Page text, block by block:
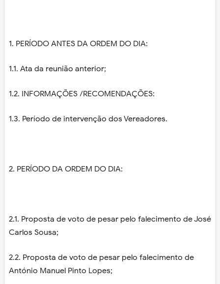
1. PERÍODO ANTES DA ORDEM DO DIA:
1.1. Ata da reunião anterior;
1.2. INFORMAÇÕES /RECOMENDAÇÕES:
1.3. Período de intervenção dos Vereadores.
2. PERÍODO DA ORDEM DO DIA:
2.1. Proposta de voto de pesar pelo falecimento de José
Carlos Sousa;
2.2. Proposta de voto de pesar pelo falecimento de
António Manuel Pinto Lopes;